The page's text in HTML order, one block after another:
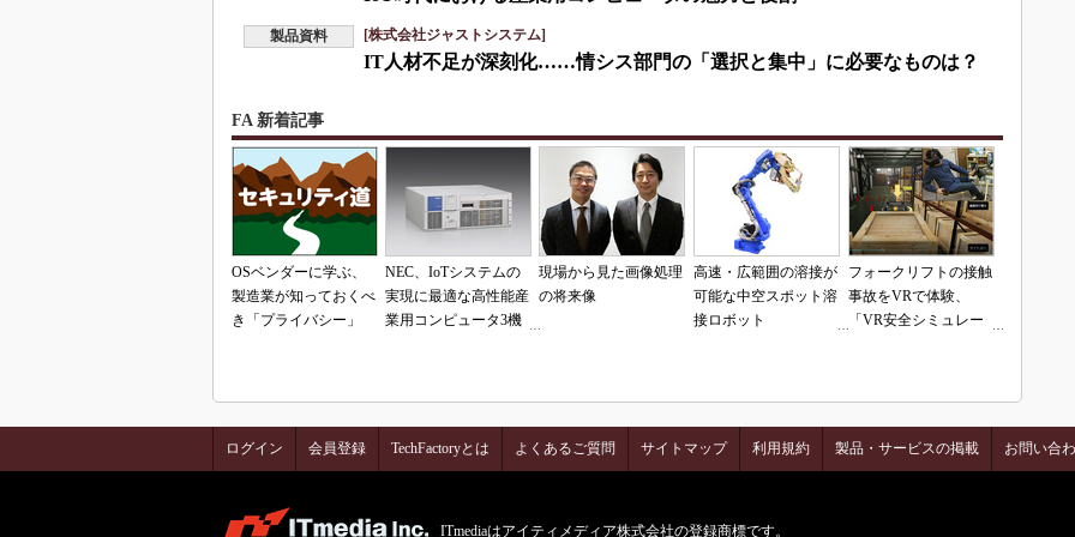
製品資料 [株式会社ジャストシステム]
IT人材不足が深刻化……情シス部門の「選択と集中」に必要なものは？
FA 新着記事
OSベンダーに学ぶ、
製造業が知っておくべ
き「プライバシー」
NEC、IoTシステムの
実現に最適な高性能産
業用コンピュータ3機
現場から見た画像処理
の将来像
高速・広範囲の溶接が
可能な中空スポット溶
接ロボット
フォークリフトの接触
事故をVRで体験、
「VR安全シミュレー
ログイン 会員登録 TechFactoryとは よくあるご質問 サイトマップ 利用規約 製品・サービスの掲載 お問い合
ITmediaはアイティメディア株式会社の登録商標です。